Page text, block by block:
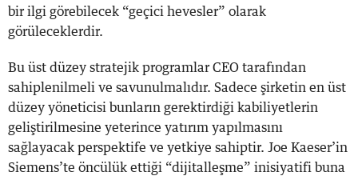
bir ilgi görebilecek “geçici hevesler” olarak
görüleceklerdir.
Bu üst düzey stratejik programlar CEO tarafından
sahiplenilmeli ve savunulmalıdır. Sadece şirketin en üst
düzey yöneticisi bunların gerektirdiği kabiliyetlerin
geliştirilmesine yeterince yatırım yapılmasını
sağlayacak perspektife ve yetkiye sahiptir. Joe Kaeser’in
Siemens’te öncülük ettiği “dijitalleşme” inisiyatifi buna